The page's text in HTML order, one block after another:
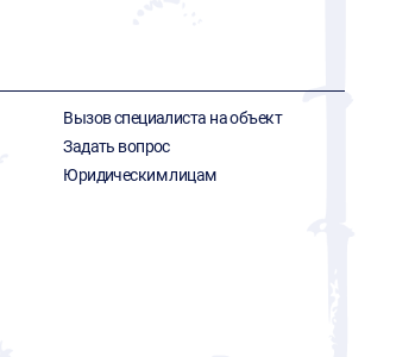
Вызов специалиста на объект
Задать вопрос
Юридическим лицам